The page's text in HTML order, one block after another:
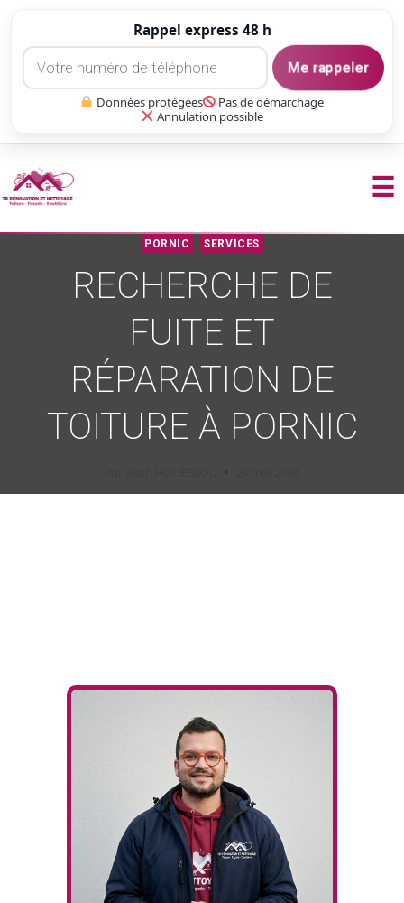
Rappel express 48 h
Me rappeler
Données protégées
Pas de démarchage
Annulation possible
☰
PORNIC SERVICES
RECHERCHE DE
FUITE ET
RÉPARATION DE
TOITURE À PORNIC